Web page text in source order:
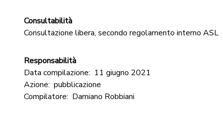
Consultabilità
Consultazione libera, secondo regolamento interno ASL
Responsabilità
Data compilazione: 11 giugno 2021
Azione: pubblicazione
Compilatore: Damiano Robbiani